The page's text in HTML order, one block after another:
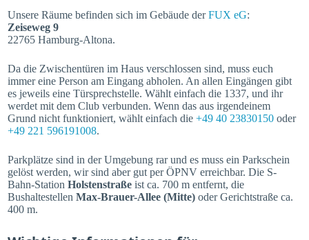
Unsere Räume befinden sich im Gebäude derFUX eG:
Zeiseweg 9
22765 Hamburg-Altona.
Da die Zwischentüren im Haus verschlossen sind, muss euch
immer eine Person am Eingang abholen. An allen Eingängen gibt
es jeweils eine Türsprechstelle. Wählt einfach die 1337, und ihr
werdet mit dem Club verbunden. Wenn das aus irgendeinem
Grund nicht funktioniert, wählt einfach die+49 40 23830150 oder
+49 221 596191008.
Parkplätze sind in der Umgebung rar und es muss ein Parkschein
gelöst werden, wir sind aber gut per ÖPNV erreichbar. Die S-
Bahn-StationHolstenstraße ist ca. 700 m entfernt, die
BushaltestellenMax-Brauer-Allee (Mitte) oder Gerichtstraße ca.
400 m.